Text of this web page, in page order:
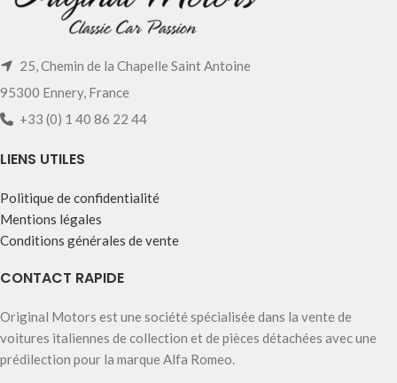
25, Chemin de la Chapelle Saint Antoine
95300 Ennery, France
+33 (0) 1 40 86 22 44
LIENS UTILES
Politique de confidentialité
Mentions légales
Conditions générales de vente
CONTACT RAPIDE
Original Motors est une société spécialisée dans la vente de
voitures italiennes de collection et de pièces détachées avec une
prédilection pour la marque Alfa Romeo.